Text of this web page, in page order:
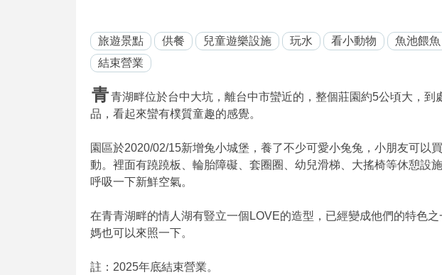
旅遊景點 供餐 兒童遊樂設施 玩水 看小動物 魚池餵魚
結束營業
青青湖畔位於台中大坑，離台中市蠻近的，整個莊園約5公頃大，到
品，看起來蠻有樸質童趣的感覺。
園區於2020/02/15新增兔小城堡，養了不少可愛小兔兔，小朋友可以
動。裡面有蹺蹺板、輪胎障礙、套圈圈、幼兒滑梯、大搖椅等休憩設
呼吸一下新鮮空氣。
在青青湖畔的情人湖有豎立一個LOVE的造型，已經變成他們的特色
媽也可以來照一下。
註：2025年底結束營業。